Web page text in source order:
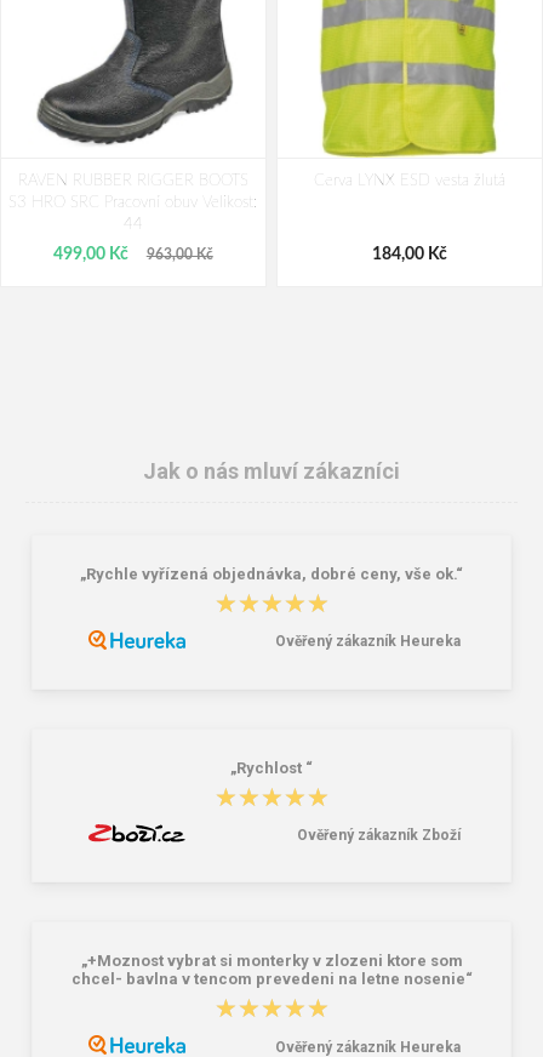
RAVEN RUBBER RIGGER BOOTS
S3 HRO SRC Pracovní obuv Velikost:
44
499,00 Kč 963,00 Kč
Cerva LYNX ESD vesta žlutá
184,00 Kč
Červa NOYO ESD Antistatické tričko
334,00 Kč
Cerva NOYO ESD Antistatické V-
385,00 Kč
Jak o nás mluví zákazníci
„Rychle vyřízená objednávka, dobré ceny, vše ok.“
★★★★★
★★★★★
Ověřený zákazník Heureka
„Rychlost “
★★★★★
★★★★★
Ověřený zákazník Zboží
„+Moznost vybrat si monterky v zlozeni ktore som
chcel- bavlna v tencom prevedeni na letne nosenie“
★★★★★
★★★★★
Ověřený zákazník Heureka